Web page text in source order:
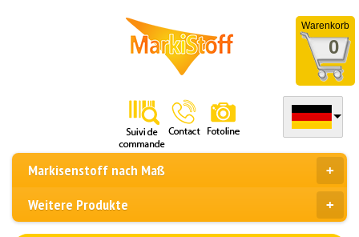
Warenkorb
0
Markisenstoff nach Maß
Weitere Produkte